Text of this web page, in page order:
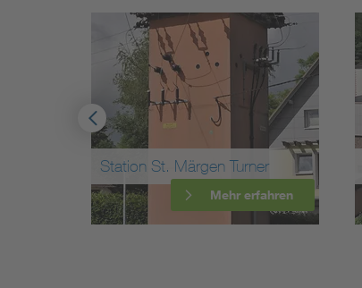
Kraftwerk Witznau
Mehr erfahren